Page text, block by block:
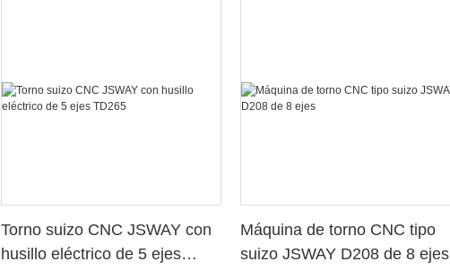
Torno suizo CNC JSWAY con
husillo eléctrico de 5 ejes
Máquina de torno CNC tipo
suizo JSWAY D208 de 8 ejes